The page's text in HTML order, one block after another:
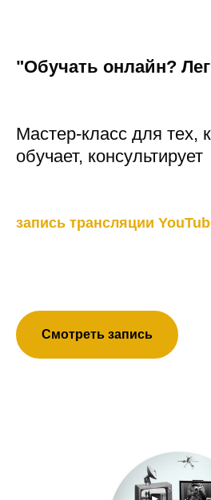
"Обучать онлайн?
Мастер-класс для тех,
обучает, консультирует
запись трансляции
Смотреть запись